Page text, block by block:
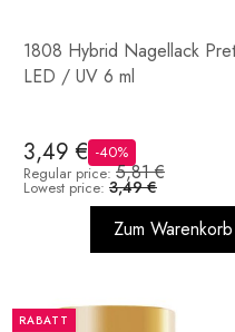
1808 Hybrid Nagellack
LED / UV 6 ml
3,49 € -40%
Regular price: 5,81 €
Lowest price: 3,49 €
Zum
RABATT